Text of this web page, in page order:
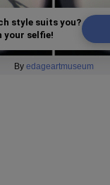
style suits you?
your selfie!
By edageartmuseum